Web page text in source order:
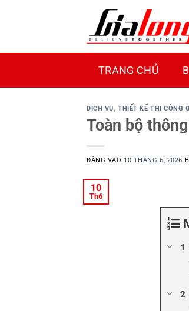
dung
TRANG CHỦ
DICH VỤ,THIẾT KẾ THI CÔNG
Toàn bộ
ĐĂNG VÀO 10 THÁNG 6, 2026
10
Th6